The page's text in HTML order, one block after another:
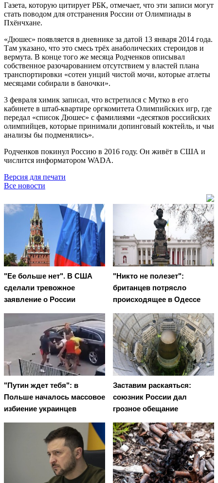
Газета, которую цитирует РБК, отмечает, что эти записи могут
стать поводом для отстранения России от Олимпиады в
Пхёнчхане.
«Дюшес» появляется в дневнике за датой 13 января 2014 года.
Там указано, что это смесь трёх анаболических стероидов и
вермута. В конце того же месяца Родченков описывал
собственное разочарованием отсутствием у властей плана
транспортировки «сотен унций чистой мочи, которые атлеты
месяцами собирали в баночки».
3 февраля химик записал, что встретился с Мутко в его
кабинете в штаб-квартире оргкомитета Олимпийских игр, где
передал «список Дюшес» с фамилиями «десятков российских
олимпийцев, которые принимали допинговый коктейль, и чьи
анализы бы подменялись».
Родченков покинул Россию в 2016 году. Он живёт в США и
числится информатором WADA.
Версия для печати
Все новости
"Ее больше нет". В США
сделали тревожное
заявление о России
"Никто не полезет":
британцев потрясло
происходящее в Одессе
"Путин ждет тебя": в
Польше началось массовое
избиение украинцев
Заставим раскаяться:
союзник России дал
грозное обещание